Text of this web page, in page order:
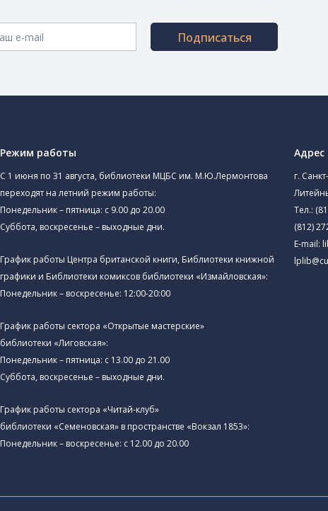
Подписаться
Режим работы
C 1 июня по 31 августа, библиотеки МЦБС им. М.Ю.Лермонтова
переходят на летний режим работы:
Понедельник – пятница: с 9.00 до 20.00
Суббота, воскресенье – выходные дни.
График работы Центра британской книги, Библиотеки книжной
графики и Библиотеки комиксов библиотеки «Измайловская»:
Понедельник – воскресенье: 12:00-20:00
График работы сектора «Открытые мастерские»
библиотеки «Лиговская»:
Понедельник – пятница: с 13.00 до 21.00⁠
Суббота, воскресенье – выходные дни.
График работы сектора «Читай-клуб»
библиотеки «Семеновская» в пространстве «Вокзал 1853»:
Понедельник – воскресенье: с 12.00 до 20.00
Адрес
г.
Тел.:
(812)
E-mail: